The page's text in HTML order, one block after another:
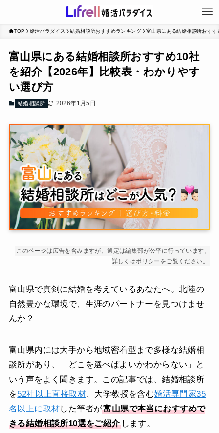
TOP 婚活パラダイス 結婚相談所おすすめランキング 富山県にある結婚相談所おす
富山県にある結婚相談所おすすめ10社
を紹介【2026年】比較表・わかりやす
い選び方
結婚相談所 2026年1月5日
このページは広告を含みますが、選定は編集部が公平に行っています。
詳しくはポリシー をご覧ください。
富山県で真剣に結婚を考えているあなたへ。北陸の
自然豊かな環境で、生涯のパートナーを見つけませ
んか？
富山県内には大手から地域密着型まで多様な結婚相
談所があり、「どこを選べばよいかわからない」と
いう声をよく聞きます。この記事では、結婚相談所
を52社以上直接取材、大学教授を含む婚活専門家35
名以上に取材した筆者が富山県で本当におすすめで
きる結婚相談所10選をご紹介します。